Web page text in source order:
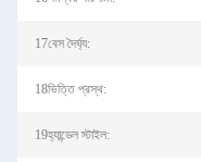
17বেস দৈর্ঘ্য:
18ভিত্তি প্রস্থ:
19হ্যান্ডেল স্টাইল: